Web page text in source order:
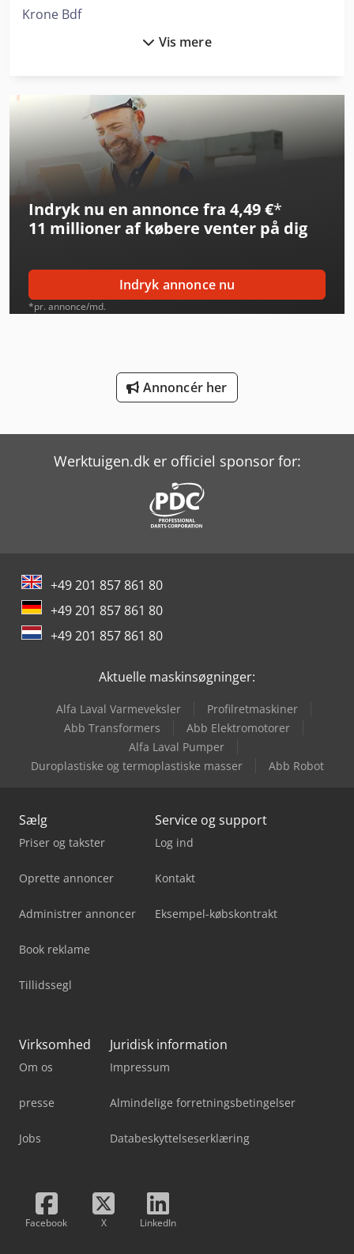
Krone Bdf
Lvd Ppeb 400/61
Man Tga 18
Man Tgl 10
Man Tgm 18
Mercedes-Benz Mb Trac
Panhans 245/20
Panhans 334/20
Panhans 336/20
Piller Ups
Scania P 300
Scania P 400
Vis mere
Indryk nu en annonce fra 4,49 €*
11 millioner af købere venter på dig
Indryk annonce nu
*pr. annonce/md.
Annoncér her
Werktuigen.dk er officiel sponsor for:
+49 201 857 861 80
+49 201 857 861 80
+49 201 857 861 80
Aktuelle maskinsøgninger:
Alfa Laval Varmeveksler
Profilretmaskiner
Abb Transformers
Abb Elektromotorer
Alfa Laval Pumper
Duroplastiske og termoplastiske masser
Abb Robot
Sælg
Priser og takster
Oprette annoncer
Administrer annoncer
Book reklame
Tillidssegl
Service og support
Log ind
Kontakt
Eksempel-købskontrakt
Virksomhed
Om os
presse
Jobs
Juridisk information
Impressum
Almindelige forretningsbetingelser
Databeskyttelseserklæring
Facebook X LinkedIn